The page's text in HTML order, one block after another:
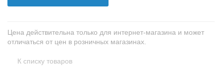
Цена действительна только для интернет-магазина и может
отличаться от цен в розничных магазинах.
К списку товаров